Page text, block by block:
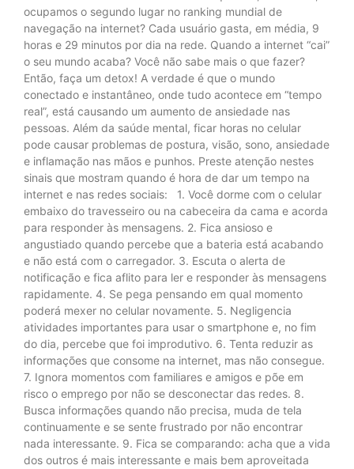
ocupamos o segundo lugar no ranking mundial de
navegação na internet? Cada usuário gasta, em média, 9
horas e 29 minutos por dia na rede. Quando a internet “cai”
o seu mundo acaba? Você não sabe mais o que fazer?
Então, faça um detox! A verdade é que o mundo
conectado e instantâneo, onde tudo acontece em “tempo
real”, está causando um aumento de ansiedade nas
pessoas. Além da saúde mental, ficar horas no celular
pode causar problemas de postura, visão, sono, ansiedade
e inflamação nas mãos e punhos. Preste atenção nestes
sinais que mostram quando é hora de dar um tempo na
internet e nas redes sociais: 1. Você dorme com o celular
embaixo do travesseiro ou na cabeceira da cama e acorda
para responder às mensagens. 2. Fica ansioso e
angustiado quando percebe que a bateria está acabando
e não está com o carregador. 3. Escuta o alerta de
notificação e fica aflito para ler e responder às mensagens
rapidamente. 4. Se pega pensando em qual momento
poderá mexer no celular novamente. 5. Negligencia
atividades importantes para usar o smartphone e, no fim
do dia, percebe que foi improdutivo. 6. Tenta reduzir as
informações que consome na internet, mas não consegue.
7. Ignora momentos com familiares e amigos e põe em
risco o emprego por não se desconectar das redes. 8.
Busca informações quando não precisa, muda de tela
continuamente e se sente frustrado por não encontrar
nada interessante. 9. Fica se comparando: acha que a vida
dos outros é mais interessante e mais bem aproveitada